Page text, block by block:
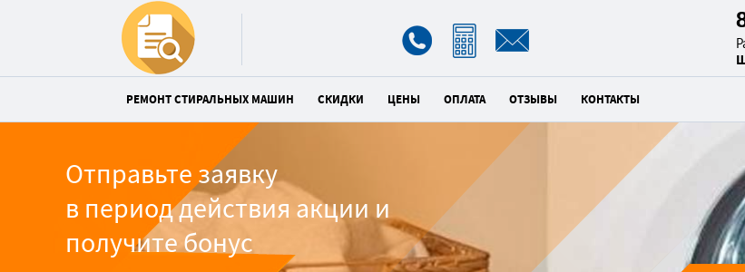
РЕМОНТ СТИРАЛЬНЫХ МАШИН СКИДКИ ЦЕНЫ ОПЛАТА ОТЗЫВЫ КОНТАКТЫ
Отправьте заявку
в период действия акции и
получите бонус